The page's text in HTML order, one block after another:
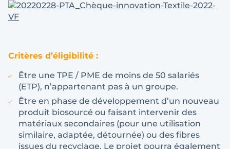
Critères d’éligibilité :
Être une TPE / PME de moins de 50 salariés
(ETP), n’appartenant pas à un groupe.
Être en phase de développement d’un nouveau
produit biosourcé ou faisant intervenir des
matériaux secondaires (pour une utilisation
similaire, adaptée, détournée) ou des fibres
issues du recyclage. Le projet pourra également